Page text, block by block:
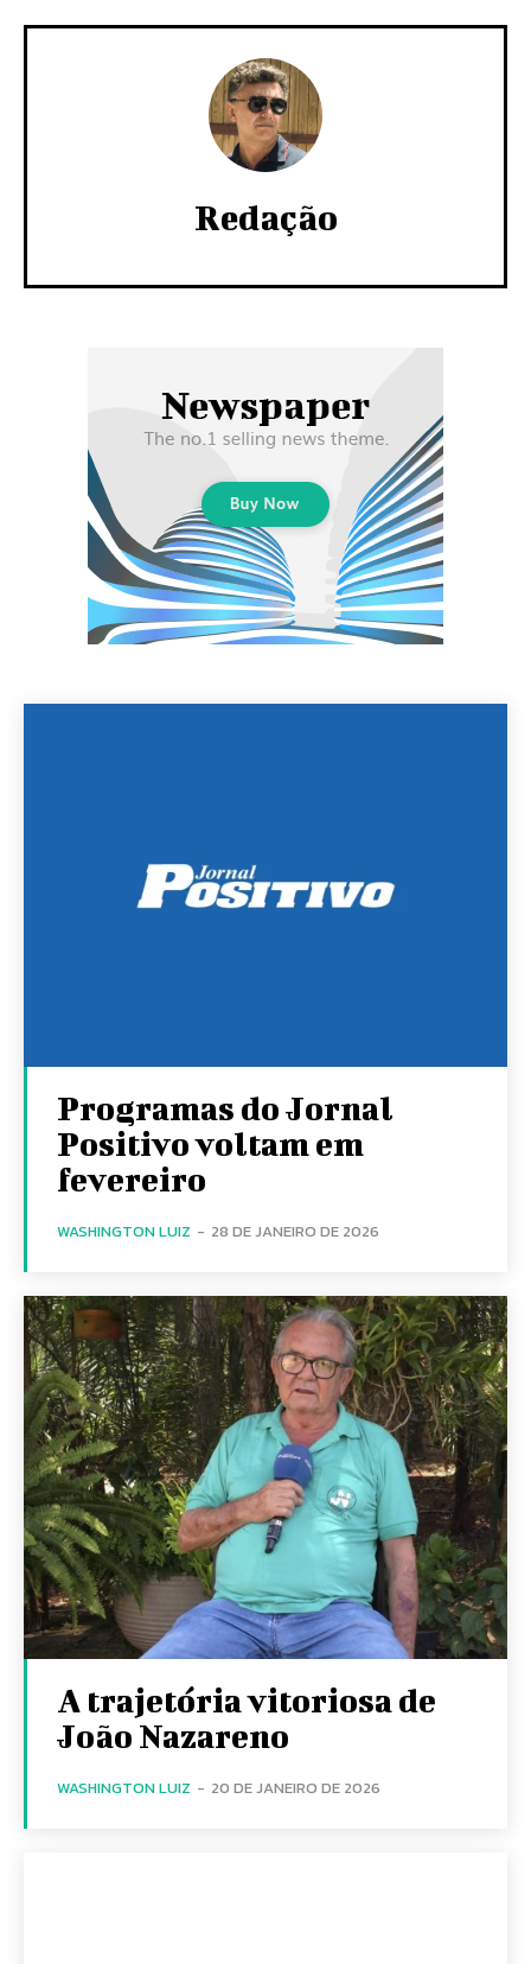
Redação
Programas do Jornal
Positivo voltam em
fevereiro
WASHINGTON LUIZ - 28 DE JANEIRO DE 2026
A trajetória vitoriosa de
João Nazareno
WASHINGTON LUIZ - 20 DE JANEIRO DE 2026